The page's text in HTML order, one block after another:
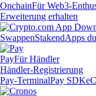
OnchainFür Web3-
Erweiterung erhalten
SwappenStakendApps
PayFür Händler
Händler-Registrierung
Pay-TerminalPay SDK